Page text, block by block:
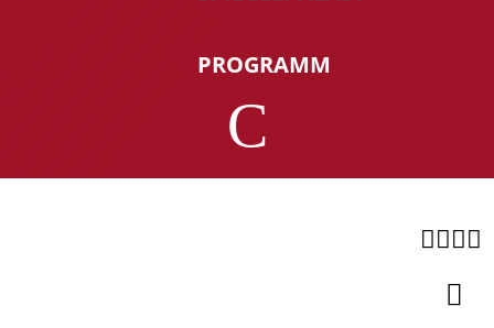
PROGRAMM
C

